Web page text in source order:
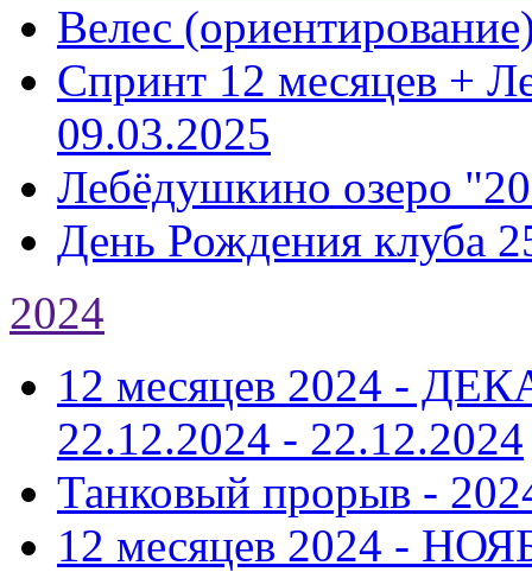
Велес
Спринт 12 месяцев +
09.03.2025
Лебёдушкино озеро
День Рождения клуба
2024
12 месяцев 2024 -
22.12.2024 - 22.12.2024
Танковый прорыв -
12 месяцев 2024 -